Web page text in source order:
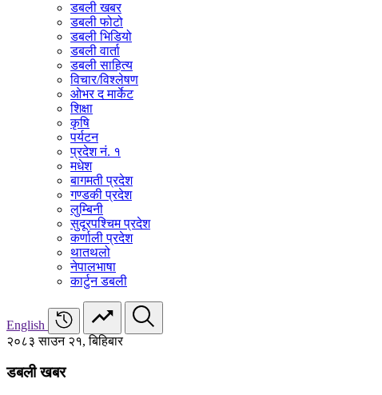
डबली खबर
डबली फोटो
डबली भिडियो
डबली वार्ता
डबली साहित्य
विचार/विश्‍लेषण
ओभर द मार्केट
शिक्षा
कृषि
पर्यटन
प्रदेश नं. १
मधेश
बागमती प्रदेश
गण्डकी प्रदेश
लुम्बिनी
सुदूरपश्चिम प्रदेश
कर्णाली प्रदेश
थातथलो
नेपालभाषा
कार्टुन डबली
English
२०८३ साउन २१, बिहिबार
डबली खबर